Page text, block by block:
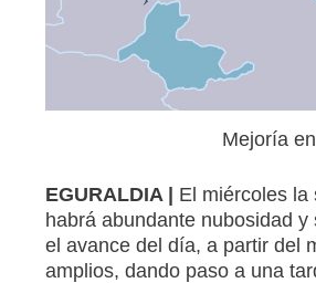
Mejoría
EGURALDIA | El miércoles la
habrá abundante nubosidad
el avance del día, a partir del
amplios, dando paso a una